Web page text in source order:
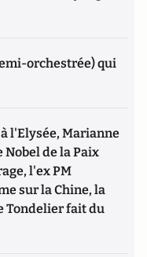
orchestrée) qui
l'Elysée, Marianne
Nobel de la Paix
l'ex PM
sur la Chine, la
Tondelier fait du